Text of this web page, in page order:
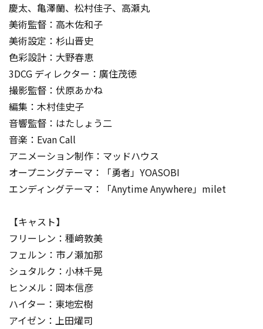
慶太、亀澤蘭、松村佳子、高瀬丸
美術監督：高木佐和子
美術設定：杉山晋史
色彩設計：大野春恵
3DCG ディレクター：廣住茂徳
撮影監督：伏原あかね
編集：木村佳史子
音響監督：はたしょう二
音楽：Evan Call
アニメーション制作：マッドハウス
オープニングテーマ：「勇者」YOASOBI
エンディングテーマ：「Anytime Anywhere」milet
【キャスト】
フリーレン：種﨑敦美
フェルン：市ノ瀬加那
シュタルク：小林千晃
ヒンメル：岡本信彦
ハイター：東地宏樹
アイゼン：上田燿司